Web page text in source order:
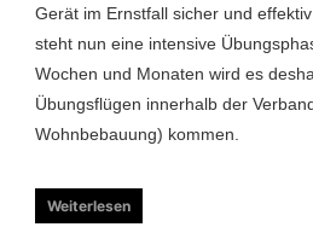
Gerät im Ernstfall sicher und
steht nun eine intensive
Wochen und Monaten wird es
Übungsflügen innerhalb der
Wohnbebauung) kommen.
Weiterlesen